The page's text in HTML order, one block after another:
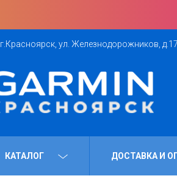
г.Красноярск, ул. Железнодорожников,
КАТАЛОГ ДОСТАВКА И